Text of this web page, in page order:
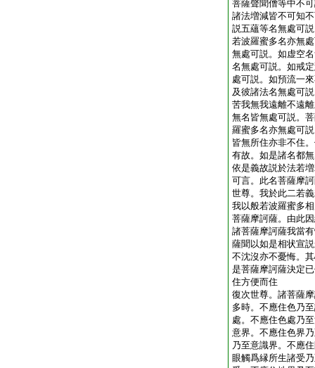
菩薩聲聞僧等中不
諸法増減皆不可知
説五蘊等名無處可
若波羅蜜多名亦無
無處可説。如虚空
名無處可説。如戒
處可説。如預流一
及彼諸法名無處可
苦我無我遠離不遠
無名皆無處可説。
羅蜜多名亦無處可
皆無所住亦非不住
有故。如是諸名都
依是義故説於法若
可言。此名菩薩摩
世尊。我於此二若
我以般若波羅蜜多
菩薩摩訶薩。由此
諸菩薩摩訶薩我當
薩聞以如是相状宣
不沈沒亦不憂悔。
是菩薩摩訶薩決定
住方便而住
復次世尊。諸菩薩
多時。不應住色乃
處。不應住色處乃
意界。不應住色界
乃至意識界。不應
眼觸爲縁所生諸受